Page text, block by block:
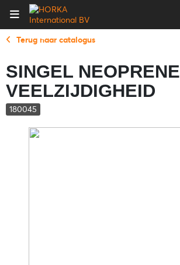
Terug naar catalogus
SINGEL NEOPRENE
VEELZIJDIGHEID
180045